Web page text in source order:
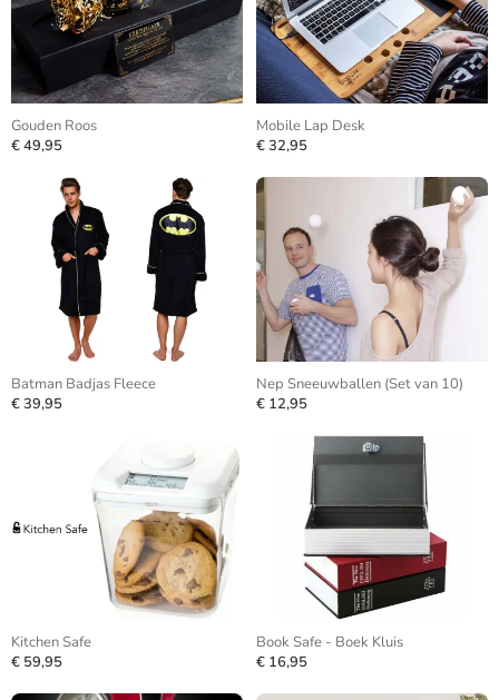
Gouden Roos
€ 49,95
Mobile Lap Desk
€ 32,95
Batman Badjas Fleece
€ 39,95
Nep Sneeuwballen (Set van 10)
€ 12,95
Kitchen Safe
€ 59,95
Book Safe - Boek Kluis
€ 16,95